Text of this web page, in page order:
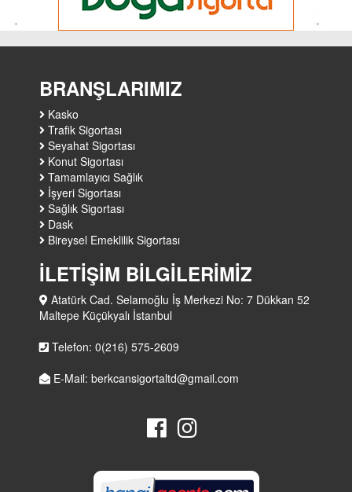
BRANŞLARIMIZ
Kasko
Trafik Sigortası
Seyahat Sigortası
Konut Sigortası
Tamamlayıcı Sağlık
İşyeri Sigortası
Sağlık Sigortası
Dask
Bireysel Emeklilik Sigortası
İLETİŞİM BİLGİLERİMİZ
Atatürk Cad. Selamoğlu İş Merkezi No: 7 Dükkan 52
Maltepe Küçükyalı İstanbul
Telefon: 0(216) 575-2609
E-Mail: berkcansigortaltd@gmail.com